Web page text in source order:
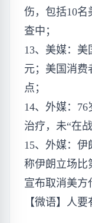
伤，包括10名
查中；
13、美媒：美
元；美国消费
点；
14、外媒：
治疗，未“在
15、外媒：
称伊朗立场比
宣布取消美方
【微语】人